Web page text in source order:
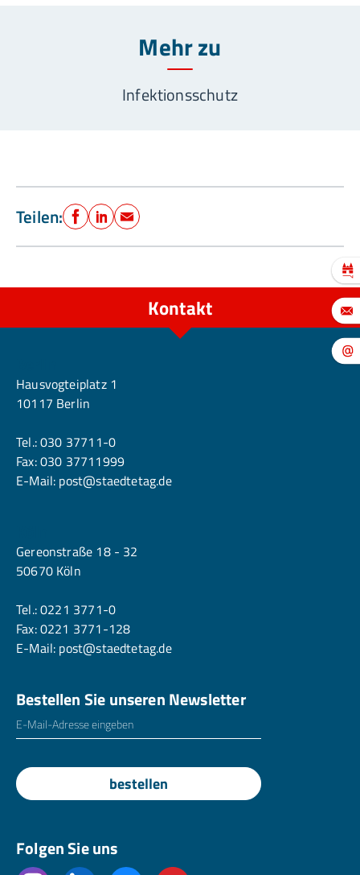
Mehr zu
Infektionsschutz
Teilen: Facebook
LinkedIn
E-Mail
Kontakt
Hausvogteiplatz 1
10117 Berlin
Tel.:030 37711-0
Fax: 030 37711999
E-Mail: post@staedtetag.de
Gereonstraße 18 - 32
50670 Köln
Tel.:0221 3771-0
Fax: 0221 3771-128
E-Mail: post@staedtetag.de
Bestellen Sie unseren Newsletter
E-Mailadresse
bestellen
Folgen Sie uns